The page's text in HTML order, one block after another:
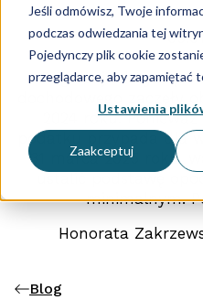
Jeśli odmówisz, Twoje
podczas odwiedzania tej
Pojedynczy plik cookie
przeglądarce, aby zapamiętać
Ustawienia
Zaakceptuj
Regulacje
dochodowego zaczęły
2024 roku.
podatku przypada dla
31 marca 2025 roku,
ustalić podstawę
minimalnym.
Honorata
Blog